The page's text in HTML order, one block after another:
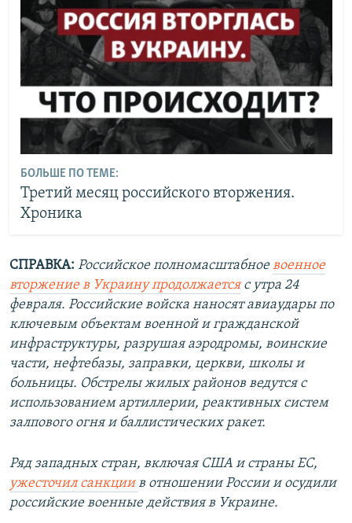
БОЛЬШЕ ПО ТЕМЕ:
Третий месяц российского вторжения.
Хроника
СПРАВКА: Российское полномасштабноевоенное
вторжение в Украину продолжаетсяс утра 24
февраля. Российские войска наносят авиаудары по
ключевым объектам военной и гражданской
инфраструктуры, разрушая аэродромы, воинские
части, нефтебазы, заправки, церкви, школы и
больницы. Обстрелы жилых районов ведутся с
использованием артиллерии, реактивных систем
залпового огня и баллистических ракет.
Ряд западных стран, включая США и страны ЕС,
ужесточил санкциив отношении России и осудили
российские военные действия в Украине.